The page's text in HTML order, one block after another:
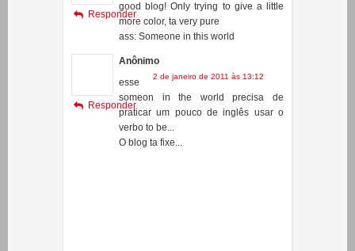
good blog! Only trying to give a little
more color, ta very pure
ass: Someone in this world
Responder
Anônimo
2 de janeiro de 2011 às 13:12
esse
someon in the world precisa de
praticar um pouco de inglês usar o
verbo to be...
O blog ta fixe...
Responder